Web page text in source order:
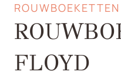
ROUWBOEKETTEN
FLOYD